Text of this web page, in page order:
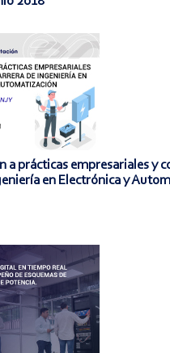
a prácticas empresariales y
en Electrónica y